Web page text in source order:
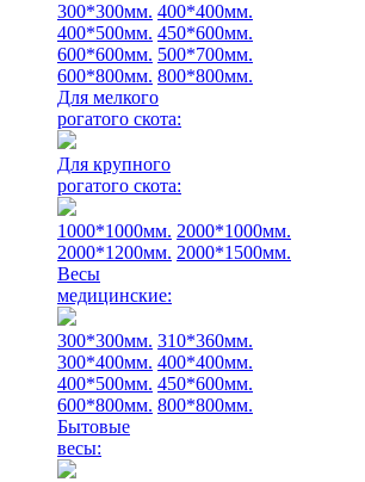
300*300мм. 400*400мм.
400*500мм. 450*600мм.
600*600мм. 500*700мм.
600*800мм. 800*800мм.
Для мелкого
рогатого скота:
Для крупного
рогатого скота:
1000*1000мм. 2000*1000мм.
2000*1200мм. 2000*1500мм.
Весы
медицинские:
300*300мм. 310*360мм.
300*400мм. 400*400мм.
400*500мм. 450*600мм.
600*800мм. 800*800мм.
Бытовые
весы: